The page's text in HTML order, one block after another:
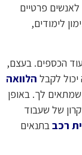
לאנשים פרטיים
לימודים,
הכספים. בעצם,
לקבל הלוואה
לך. באופן
של שעבוד
רכבבתנאים